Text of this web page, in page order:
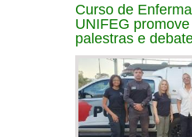
Curso de
UNIFEG
palestras e